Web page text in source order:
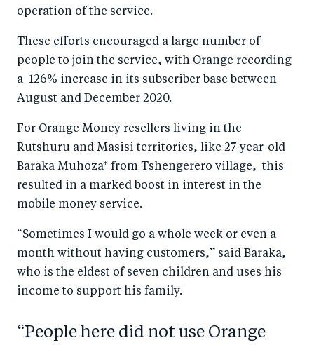
operation of the service.
These efforts encouraged a large number of
people to join the service, with Orange recording
a 126% increase in its subscriber base between
August and December 2020.
For Orange Money resellers living in the
Rutshuru and Masisi territories, like 27-year-old
Baraka Muhoza* from Tshengerero village, this
resulted in a marked boost in interest in the
mobile money service.
“Sometimes I would go a whole week or even a
month without having customers,” said Baraka,
who is the eldest of seven children and uses his
income to support his family.
“People here did not use Orange